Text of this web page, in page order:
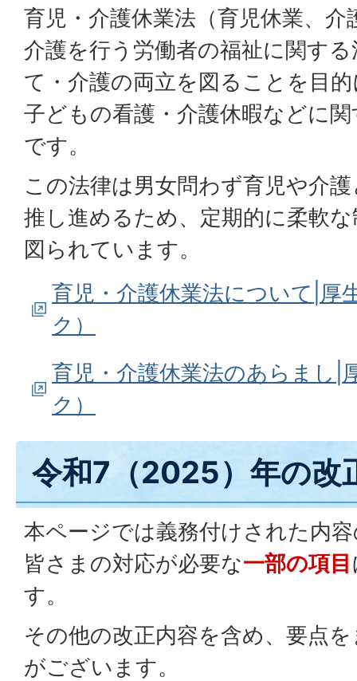
育児・介護休業法（育児休業、介
介護を行う労働者の福祉に関す
て・介護の両立を図ることを目
子どもの看護・介護休暇などに
です。
この法律は男女問わず育児や介
推し進めるため、定期的に柔軟
図られています。
育児・介護休業法について|厚
ク）
育児・介護休業法のあらまし|
ク）
令和7（2025）年の改
本ページでは義務付けされた内
皆さまの対応が必要な一部の項目
す。
その他の改正内容を含め、要点
がございます。